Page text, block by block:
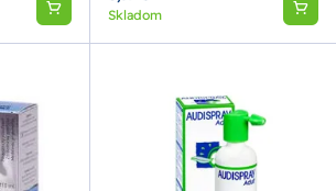
Skladom